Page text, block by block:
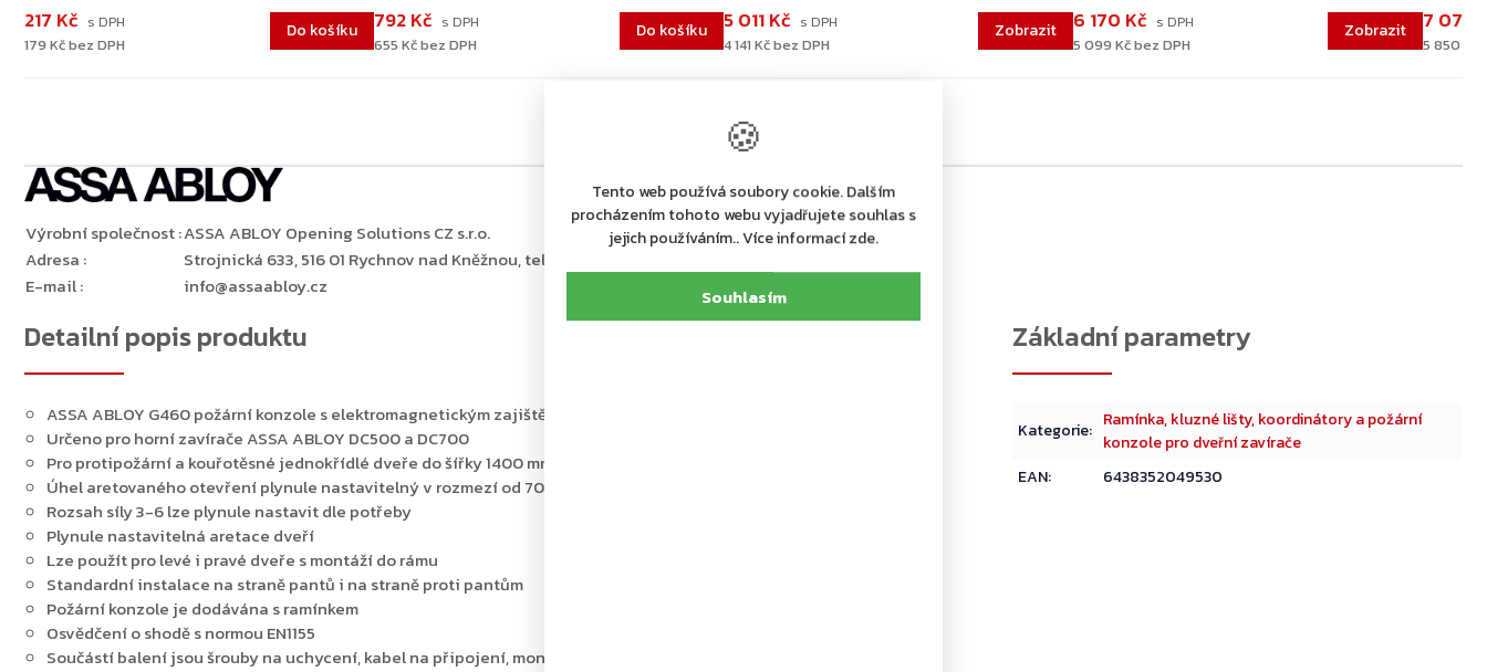
🍪
Tento web používá soubory cookie. Dalším
procházením tohoto webu vyjadřujete souhlas s
jejich používáním.. Více informací zde.
Souhlasím
179 Kč bez DPH
217 Kč Do košíku
655 Kč bez DPH
792 Kč Do košíku
4 141 Kč bez DPH
5 011 Kč
5 099 Kč bez DPH
6 170 Kč
5 850 Kč
7 078
Detailní popis produktu
ASSA ABLOY G460 požární konzole s elektromagnetickým zajištěním jednokřídlých dveří v otevřené poloze
Určeno pro horní zavírače ASSA ABLOY DC500 a DC700
Pro protipožární a kouřotěsné jednokřídlé dveře do šířky 1400 mm a váhy 120 kg
Úhel aretovaného otevření plynule nastavitelný v rozmezí od 70° do 130°
Rozsah síly 3-6 lze plynule nastavit dle potřeby
Plynule nastavitelná aretace dveří
Lze použít pro levé i pravé dveře s montáží do rámu
Standardní instalace na straně pantů i na straně proti pantům
Požární konzole je dodávána s ramínkem
Osvědčení o shodě s normou EN1155
Součástí balení jsou šrouby na uchycení, kabel na připojení, montážní návod a instalační šablona
Kategorie: Ramínka, kluzné lišty, koordinátory a požární
konzole pro dveřní zavírače
EAN: 6438352049530
Výrobní společnost:ASSA ABLOY Opening Solutions CZ s.r.o.
Adresa :
Strojnická 633, 516 01 Rychnov nad Kněžnou, tel.: +420 226 806 200
E-mail: info@assaabloy.cz